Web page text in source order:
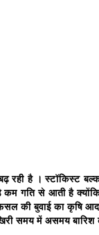
रही है । स्टॉकिस्ट
गति से आती है क्योंकि
बुवाई का कृषि
समय में असमय